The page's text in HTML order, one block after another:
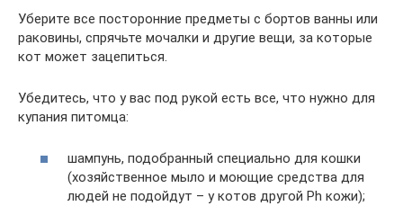
Уберите все посторонние предметы с бортов ванны или
раковины, спрячьте мочалки и другие вещи, за которые
кот может зацепиться.
Убедитесь, что у вас под рукой есть все, что нужно для
купания питомца:
шампунь, подобранный специально для кошки
(хозяйственное мыло и моющие средства для
людей не подойдут – у котов другой Ph кожи);